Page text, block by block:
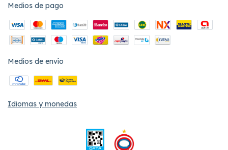
Medios de pago
Medios de envío
Idiomas y monedas